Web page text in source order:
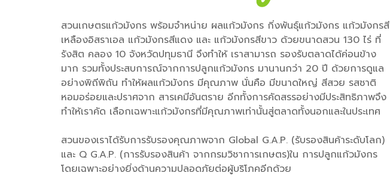
สวนเกษตรแก้วมังกร พร้อมจําหน่าย ผลแก้วมังกร กิ่งพันธุ์แก้วมังกร แก้วมังกรสี
เหลืองอิสราเอล แก้วมังกรสีแดง และ แก้วมังกรสีขาว ด้วยขนาดสวน 130 ไร่ ที่
รังสิต คลอง 10 จังหวัดปทุมธานี จึงทําให้ เราสามารถ รองรับตลาดได้ค่อนข้าง
มาก รวมทั้งประสบการณ์จากการปลูกแก้วมังกร มานานกว่า 20 ปี ด้วยการดูแล
อย่างพิถีพิถัน ทําให้ผลแก้วมังกร มีคุณภาพ นั่นคือ มีขนาดใหญ่ สีสวย รสชาติ
หอมอร่อยและปราศจาก สารเคมีอันตราย อีกทั้งการคัดสรรอย่างมีประสิทธิภาพจึง
ทําให้เราคัด เลือกเฉพาะแก้วมังกรที่มีคุณภาพเท่านั้นสู่ตลาดทั้งนอกและในประเทศ
สวนของเราได้รับการรับรองคุณภาพจาก Global G.A.P. (รับรองสินค้าระดับโลก)
และ Q G.A.P. (การรับรองสินค้า จากกรมวิชาการเกษตร)ใน การปลูกแก้วมังกร
โดยเฉพาะอย่างยิ่งด้านความปลอดภัยต่อผู้บริโภคอีกด้วย